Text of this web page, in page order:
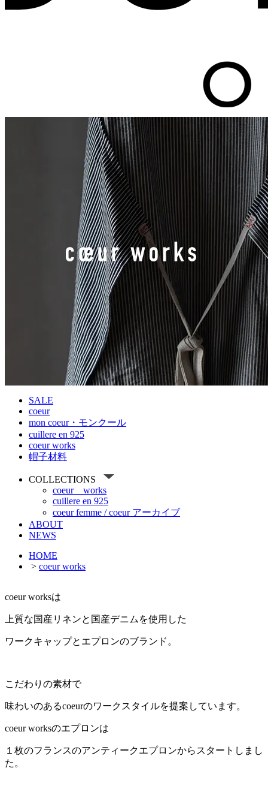
SALE
coeur
mon coeur・モンクール
cuillere en 925
coeur works
帽子材料
COLLECTIONS
coeur works
cuillere en 925
coeur femme / coeur アーカイブ
ABOUT
NEWS
HOME
> coeur works
coeur worksは
上質な国産リネンと国産デニムを使用した
ワークキャップとエプロンのブランド。
こだわりの素材で
味わいのあるcoeurのワークスタイルを提案しています。
coeur worksのエプロンは
１枚のフランスのアンティークエプロンからスタートしまし
た。